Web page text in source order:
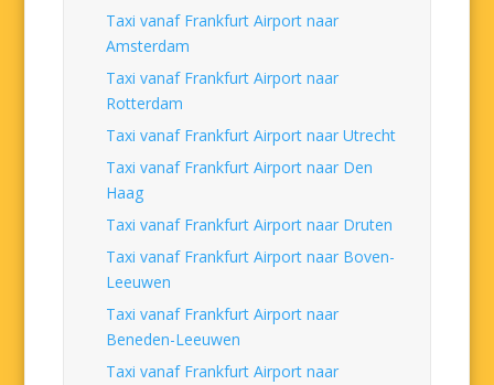
Taxi vanaf Frankfurt Airport naar
Amsterdam
Taxi vanaf Frankfurt Airport naar
Rotterdam
Taxi vanaf Frankfurt Airport naar Utrecht
Taxi vanaf Frankfurt Airport naar Den
Haag
Taxi vanaf Frankfurt Airport naar Druten
Taxi vanaf Frankfurt Airport naar Boven-
Leeuwen
Taxi vanaf Frankfurt Airport naar
Beneden-Leeuwen
Taxi vanaf Frankfurt Airport naar